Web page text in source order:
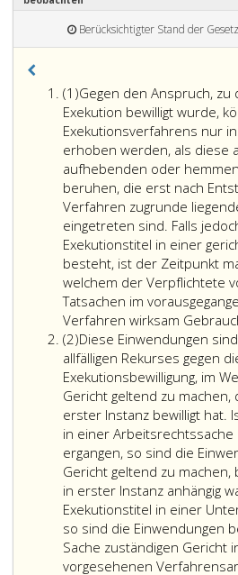
Berücksichtigter Stand der
(1)Absatz
eins
Gegen den Anspruch,
Exekution bewilligt wurde,
Exekutionsverfahrens nur
erhoben werden, als diese
aufhebenden oder
beruhen, die erst nach
Verfahren zugrunde
eingetreten sind. Falls
Exekutionstitel in einer
besteht, ist der Zeitpunkt
welchem der Verpflichtete
Tatsachen im
Verfahren wirksam
(2)Absatz
2
Diese Einwendungen
allfälligen Rekurses gegen
Exekutionsbewilligung, im
Gericht geltend zu machen,
erster Instanz bewilligt hat.
in einer Arbeitsrechtssache
ergangen, so sind die
Gericht geltend zu
in erster Instanz anhängig
Exekutionstitel in einer
so sind die Einwendungen
Sache zuständigen Gericht
vorgesehenen